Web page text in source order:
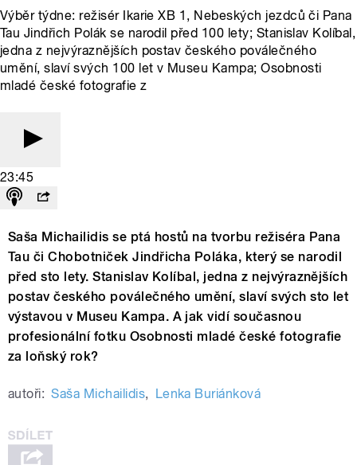
Výběr týdne: režisér Ikarie XB 1, Nebeských jezdců či Pana
Tau Jindřich Polák se narodil před 100 lety; Stanislav Kolíbal,
jedna z nejvýraznějších postav českého poválečného
umění, slaví svých 100 let v Museu Kampa; Osobnosti
mladé české fotografie z
23:45
Saša Michailidis se ptá hostů na tvorbu režiséra Pana
Tau či Chobotniček Jindřicha Poláka, který se narodil
před sto lety. Stanislav Kolíbal, jedna z nejvýraznějších
postav českého poválečného umění, slaví svých sto let
výstavou v Museu Kampa. A jak vidí současnou
profesionální fotku Osobnosti mladé české fotografie
za loňský rok?
autoři: Saša Michailidis, Lenka Buriánková